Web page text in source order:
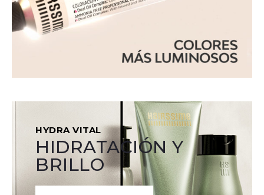
HYDRA VITAL
HIDRATACIÓN Y
BRILLO